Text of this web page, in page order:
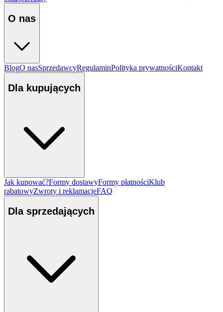
O nas
BlogO nasSprzedawcyRegulaminPolityka prywatnościKontakt
Dla kupujących
Jak kupować?Formy dostawyFormy płatnościKlub
rabatowyZwroty i reklamacjeFAQ
Dla sprzedających